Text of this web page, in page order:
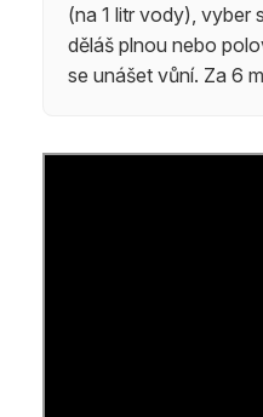
(na 1 litr vody), vyber
děláš plnou nebo
se unášet vůní. Za 6